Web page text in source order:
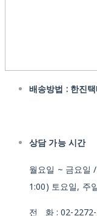
배송방법 : 한진
상담 가능 시간
월요일 ~ 금요일
1:00) 토요일, 주
전 화 : 02-